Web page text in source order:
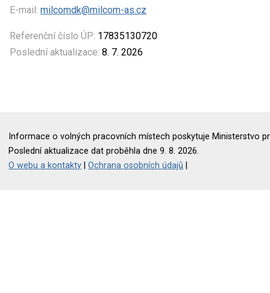
E-mail: milcomdk@milcom-as.cz
Referenční číslo ÚP: 17835130720
Poslední aktualizace: 8. 7. 2026
Informace o volných pracovních místech poskytuje Ministerstvo
Poslední aktualizace dat proběhla dne 9. 8. 2026.
O webu a kontakty |Ochrana osobních údajů